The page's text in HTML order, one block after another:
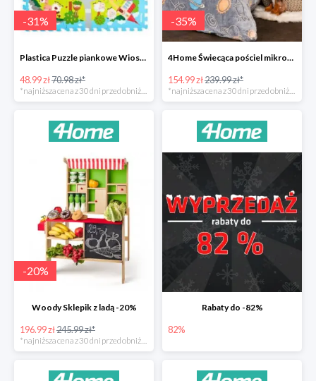
-31%
Plastica Puzzle piankowe Wioska -31%
48.99 zł70.98 zł*
-35%
4Home Świecąca pościel mikroflanela Planetarium -35%
154.99 zł239.99 zł*
-20%
Woody Sklepik z ladą -20%
196.99 zł245.99 zł*
*najniższa cena z 30 dni przed obniżką
Rabaty do -82%
82%